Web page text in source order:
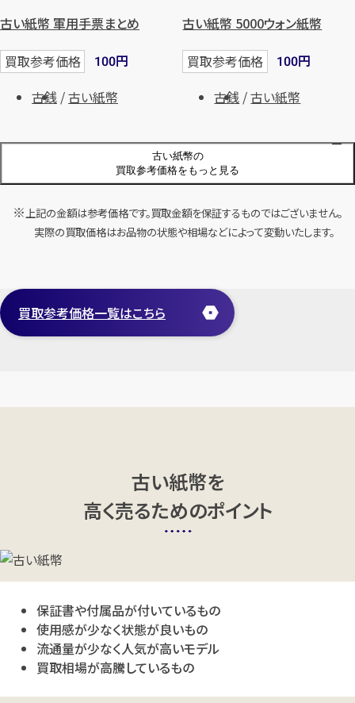
古い紙幣の
買取参考価格をもっと見る
古い紙幣 軍用手票まとめ
買取参考価格 100円
古銭 古い紙幣
古い紙幣 5000ウォン紙幣
買取参考価格 100円
古銭 古い紙幣
古い紙幣 中国 紙幣まとめ
古銭 古い紙幣
店舗買取
古い紙幣 日本銀行券A号100円
4次100円 聖徳太子 1枚
古銭
古い紙幣 中国銭 おまとめ 6.1g
古銭
古い紙幣 外国紙幣まとめ 7.0g
買取参考価格
店舗買取 店舗買取
上記の金額は参考価格です。買取金額を保証するものではございません。
実際の買取価格はお品物の状態や相場などによって変動いたします。
買取参考価格一覧はこちら
古い紙幣を
高く売るためのポイント
保証書や付属品が付いているもの
使用感が少なく状態が良いもの
流通量が少なく人気が高いモデル
買取相場が高騰しているもの